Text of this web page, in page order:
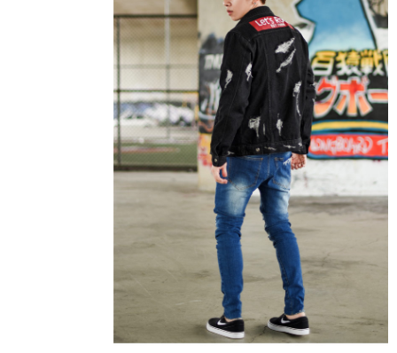
請求用戶進行身份認證。
５．嚴禁一人註冊多個帳號或使用他人資訊註冊。若發現惡意使用之情形，
恩沛科技股份有限公司將有權停止該用戶之使用額度並採取法律行動。